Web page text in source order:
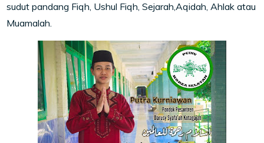
sudut pandang Fiqh, Ushul Fiqh, Sejarah,Aqidah, Ahlak atau
Muamalah.